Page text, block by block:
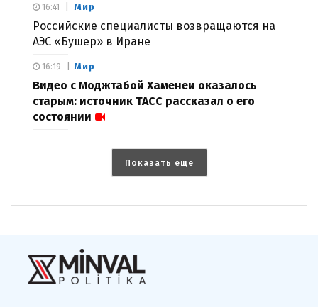
Мир
Российские специалисты возвращаются на
АЭС «Бушер» в Иране
16:41
Мир
Видео с Моджтабой Хаменеи оказалось
старым: источник ТАСС рассказал о его
состоянии
16:19
Показать еще